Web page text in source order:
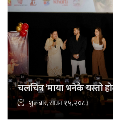
चलचित्र ‘माया भनेकै यस्तो
शुक्रबार, साउन १५, २०८३